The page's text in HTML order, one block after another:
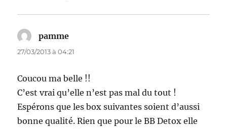
pamme
27/03/2013 à 04:21
Coucou ma belle !!
C’est vrai qu’elle n’est pas mal du tout !
Espérons que les box suivantes soient d’aussi
bonne qualité. Rien que pour le BB Detox elle